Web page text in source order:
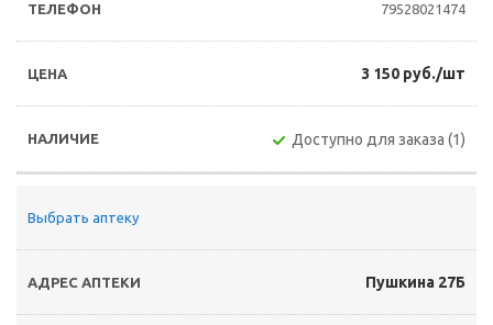
79528021474
3 150 руб./шт
Доступно для заказа (1)
Выбрать аптеку
Пушкина 27Б